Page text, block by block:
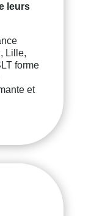
leurs
Lille,
forme
et